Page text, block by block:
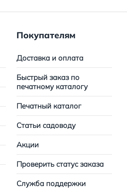
Покупателям
Доставка и оплата
Быстрый заказ по
печатному каталогу
Печатный каталог
Статьи садоводу
Акции
Проверить статус заказа
Служба поддержки